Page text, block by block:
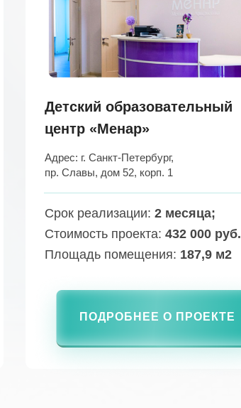
Детский образовательный
центр «Менар»
Адрес: г. Санкт-Петербург,
пр. Славы, дом 52, корп. 1
Срок реализации: 2 месяца;
Стоимость проекта: 432 000 руб.
Площадь помещения: 187,9 м2
ПОДРОБНЕЕ О ПРОЕКТЕ